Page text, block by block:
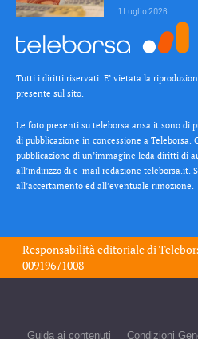
1 Luglio 2026
Tutti i diritti riservati. E’ vietata la
presente sul sito.
Le foto presenti su teleborsa.ansa.it sono di
di pubblicazione in concessione a Teleborsa.
pubblicazione di un’immagine leda diritti di
all’indirizzo di e-mail redazione teleborsa.it.
all’accertamento ed all’eventuale rimozione.
Responsabilità editoriale di
00919671008
Guida ai contenuti Condizioni